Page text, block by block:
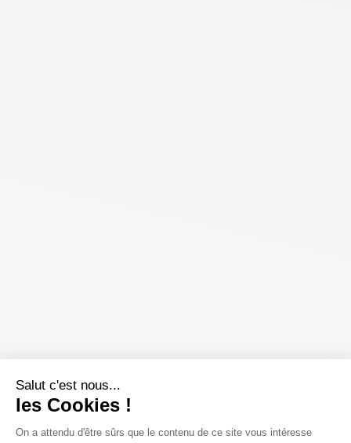
Salut c'est nous...
les Cookies !
On a attendu d'être sûrs que le contenu de ce site vous intéresse